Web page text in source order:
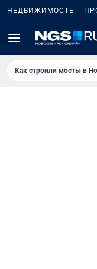
НЕДВИЖИМОСТЬ
Как строили мосты в